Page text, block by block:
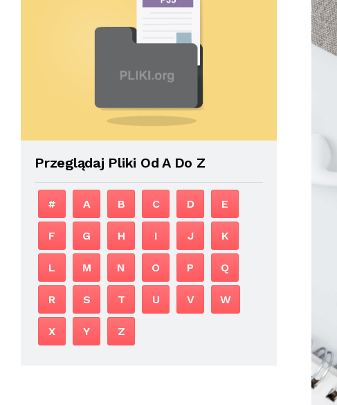
Przeglądaj Pliki Od A Do Z
# A B C D E
F G H I J K
L M N O P Q
R S T U V W
X Y Z